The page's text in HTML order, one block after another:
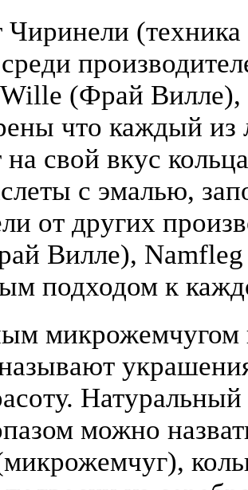
(техника
(Фрай
что каждый
свой вкус
с эмалью,
от других
Вилле),
подходом к
микрожемчугом
можно